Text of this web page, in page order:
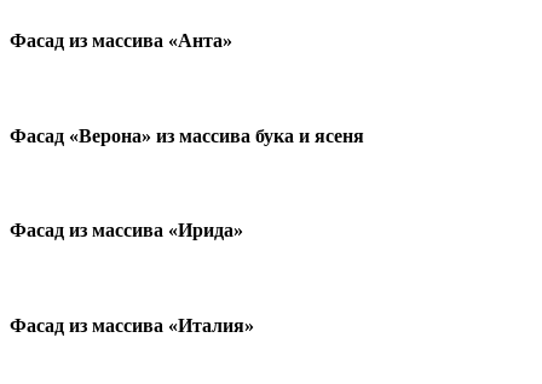
Фасад из массива «Анта»
Фасад «Верона» из массива бука и ясеня
Фасад из массива «Ирида»
Фасад из массива «Италия»